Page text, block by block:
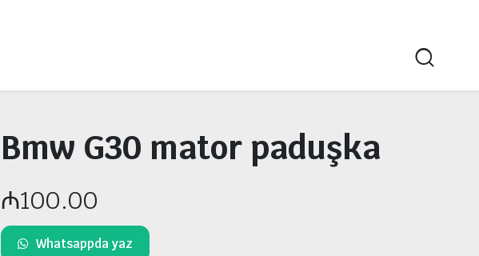
Bmw G30 mator paduşka
₼100.00
Whatsappda yaz